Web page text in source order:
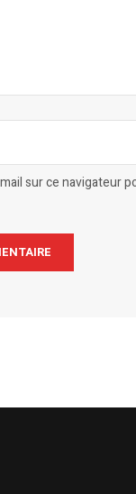
sur ce navigateur